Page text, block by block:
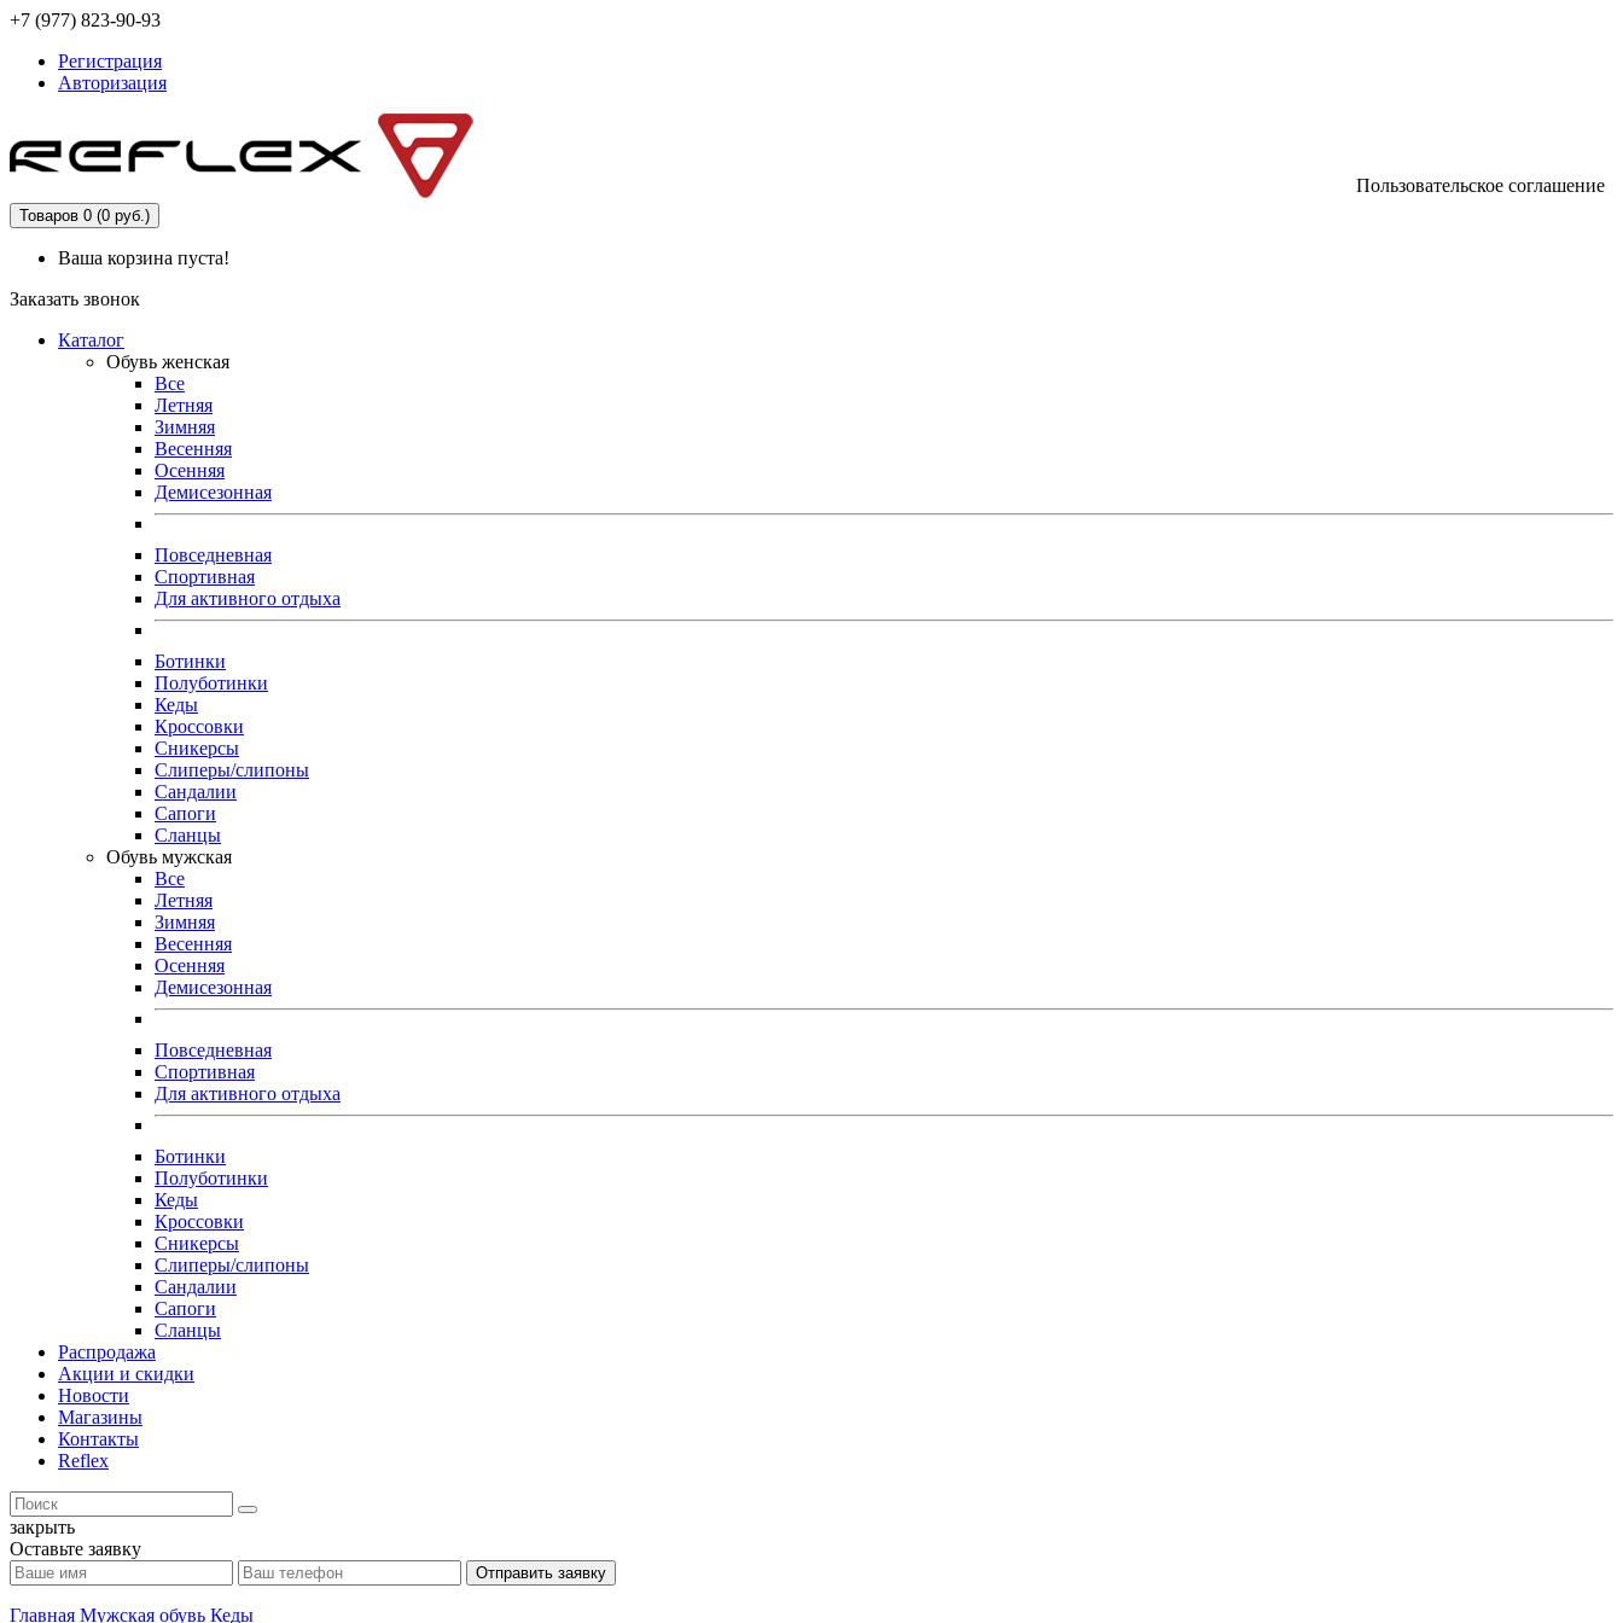
+7 (977) 823-90-93
Регистрация
Авторизация
Товаров 0 (0 руб.)
Ваша корзина пуста!
Заказать звонок
Каталог
Обувь женская
Все
Летняя
Зимняя
Весенняя
Осенняя
Демисезонная
Повседневная
Спортивная
Для активного отдыха
Ботинки
Полуботинки
Кеды
Кроссовки
Сникерсы
Слиперы/слипоны
Сандалии
Сапоги
Сланцы
Обувь мужская
Все
Летняя
Зимняя
Весенняя
Осенняя
Демисезонная
Повседневная
Спортивная
Для активного отдыха
Ботинки
Полуботинки
Кеды
Кроссовки
Сникерсы
Слиперы/слипоны
Сандалии
Сапоги
Сланцы
Распродажа
Акции и скидки
Новости
Магазины
Контакты
Reflex
закрыть
Оставьте заявку
Отправить заявку
Главная Мужская обувь Кеды
Пользовательское соглашение